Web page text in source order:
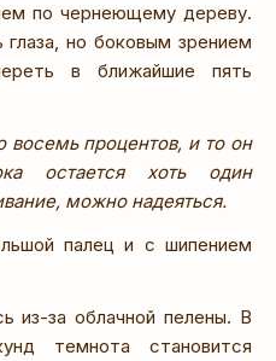
по чернеющему дереву.
но боковым зрением
в ближайшие пять
восемь процентов, и то он
остается хоть один
можно надеяться.
палец и с шипением
из-за облачной пелены. В
темнота становится